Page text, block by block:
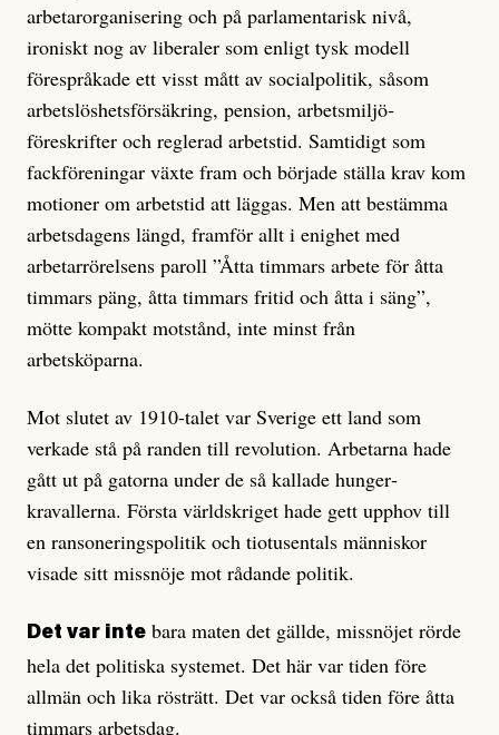
arbetarorganisering och på parlamentarisk nivå,
ironiskt nog av liberaler som enligt tysk modell
förespråkade ett visst mått av socialpolitik, såsom
arbets­löshetsförsäkring, pension, arbetsmiljö­
föreskrifter och reglerad arbetstid. Samtidigt som
fackföreningar växte fram och började ställa krav kom
motioner om arbetstid att läggas. Men att bestämma
arbetsdagens längd, framför allt i enighet med
arbetarrörelsens paroll ”Åtta timmars arbete för åtta
timmars päng, åtta timmars fritid och åtta i säng”,
mötte kompakt motstånd, inte minst från
arbetsköparna.
Mot slutet av 1910-talet var Sverige ett land som
verkade stå på randen till revolution. Arbetarna hade
gått ut på gatorna under de så kallade hunger­
kravallerna. Första världskriget hade gett upphov till
en ransoneringspolitik och tiotusentals människor
visade sitt missnöje mot rådande politik.
Det var inte bara maten det gällde, missnöjet rörde
hela det politiska systemet. Det här var tiden före
allmän och lika rösträtt. Det var också tiden före åtta
timmars arbetsdag.